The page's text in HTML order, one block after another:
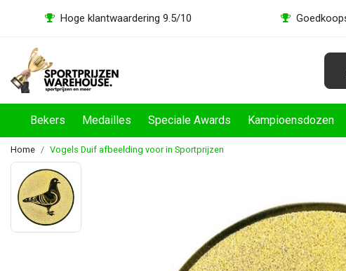
Hoge klantwaardering 9.5/10
Bekers Medailles Speciale Awards Kampioensdozen
Home Vogels Duif afbeelding voor in Sportprijzen